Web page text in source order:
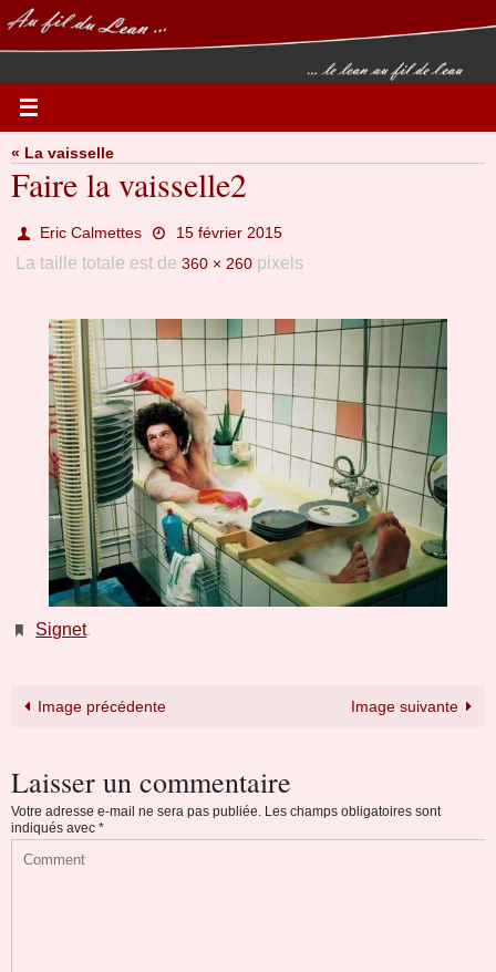
Passer
vers
le
« La vaisselle
Faire la vaisselle2
Eric Calmettes 15 février 2015
La taille totale est de 360 × 260 pixels
Signet.
Image précédente Image suivante
Laisser un commentaire
Votre adresse e-mail ne sera pas publiée.
Les champs obligatoires sont
indiqués avec *